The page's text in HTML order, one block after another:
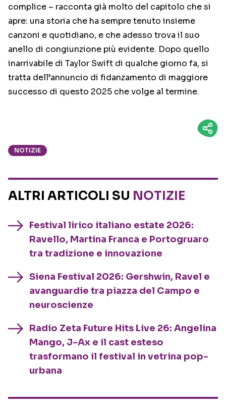
complice – racconta già molto del capitolo che si
apre: una storia che ha sempre tenuto insieme
canzoni e quotidiano, e che adesso trova il suo
anello di congiunzione più evidente. Dopo quello
inarrivabile di Taylor Swift di qualche giorno fa, si
tratta dell’annuncio di fidanzamento di maggiore
successo di questo 2025 che volge al termine.
NOTIZIE
ALTRI ARTICOLI SU NOTIZIE
Festival lirico italiano estate 2026:
Ravello, Martina Franca e Portogruaro
tra tradizione e innovazione
Siena Festival 2026: Gershwin, Ravel e
avanguardie tra piazza del Campo e
neuroscienze
Radio Zeta Future Hits Live 26: Angelina
Mango, J-Ax e il cast esteso
trasformano il festival in vetrina pop-
urbana